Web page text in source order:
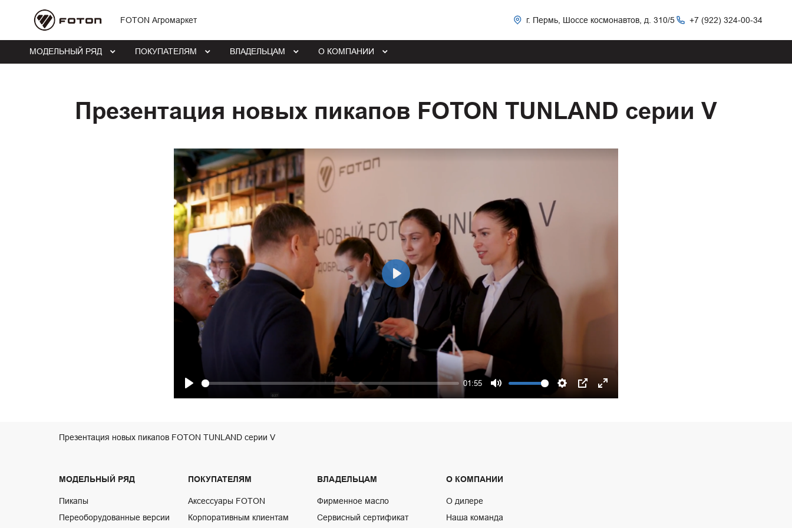
FOTON Агромаркет г. Пермь, Шоссе космонавтов, д. 310/5 +7 (922) 324-00-34
МОДЕЛЬНЫЙ РЯД ПОКУПАТЕЛЯМ ВЛАДЕЛЬЦАМ О КОМПАНИИ
Презентация новых пикапов FOTON TUNLAND серии V
Play
01:55
Mute Settings
PIP Enter
Play
Презентация новых пикапов FOTON TUNLAND серии V
МОДЕЛЬНЫЙ РЯД
Пикапы
Переоборудованные версии
ПОКУПАТЕЛЯМ
Аксессуары FOTON
Корпоративным клиентам
ВЛАДЕЛЬЦАМ
Фирменное масло
Сервисный сертификат
О КОМПАНИИ
О дилере
Наша команда